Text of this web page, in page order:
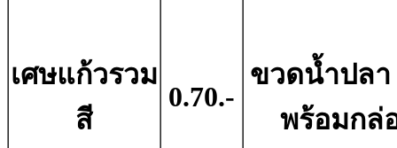
เศษแก้วรวม
สี
0.70.-
ขวดน้ำปลา
พร้อมกล่